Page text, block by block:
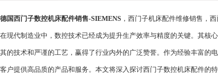
德国西门子数控机床配件销售-SIEMENS ，西门子机床配件维修销售，
在现代制造业中，数控技术已经成为提升生产效率与精度的关键。其核
其的技术和严谨的工艺，赢得了行业内外的广泛赞誉。作为经验丰富的
客户提供高品质的产品和服务。本文将深入探讨西门子数控机床配件的